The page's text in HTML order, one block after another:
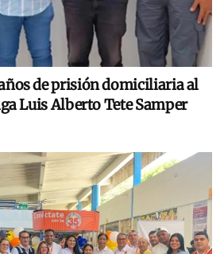
de prisión domiciliaria al
Luis Alberto Tete Samper